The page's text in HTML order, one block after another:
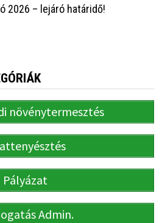
2026 – lejáró határidő!
növénytermesztés
Pályázat
Admin.